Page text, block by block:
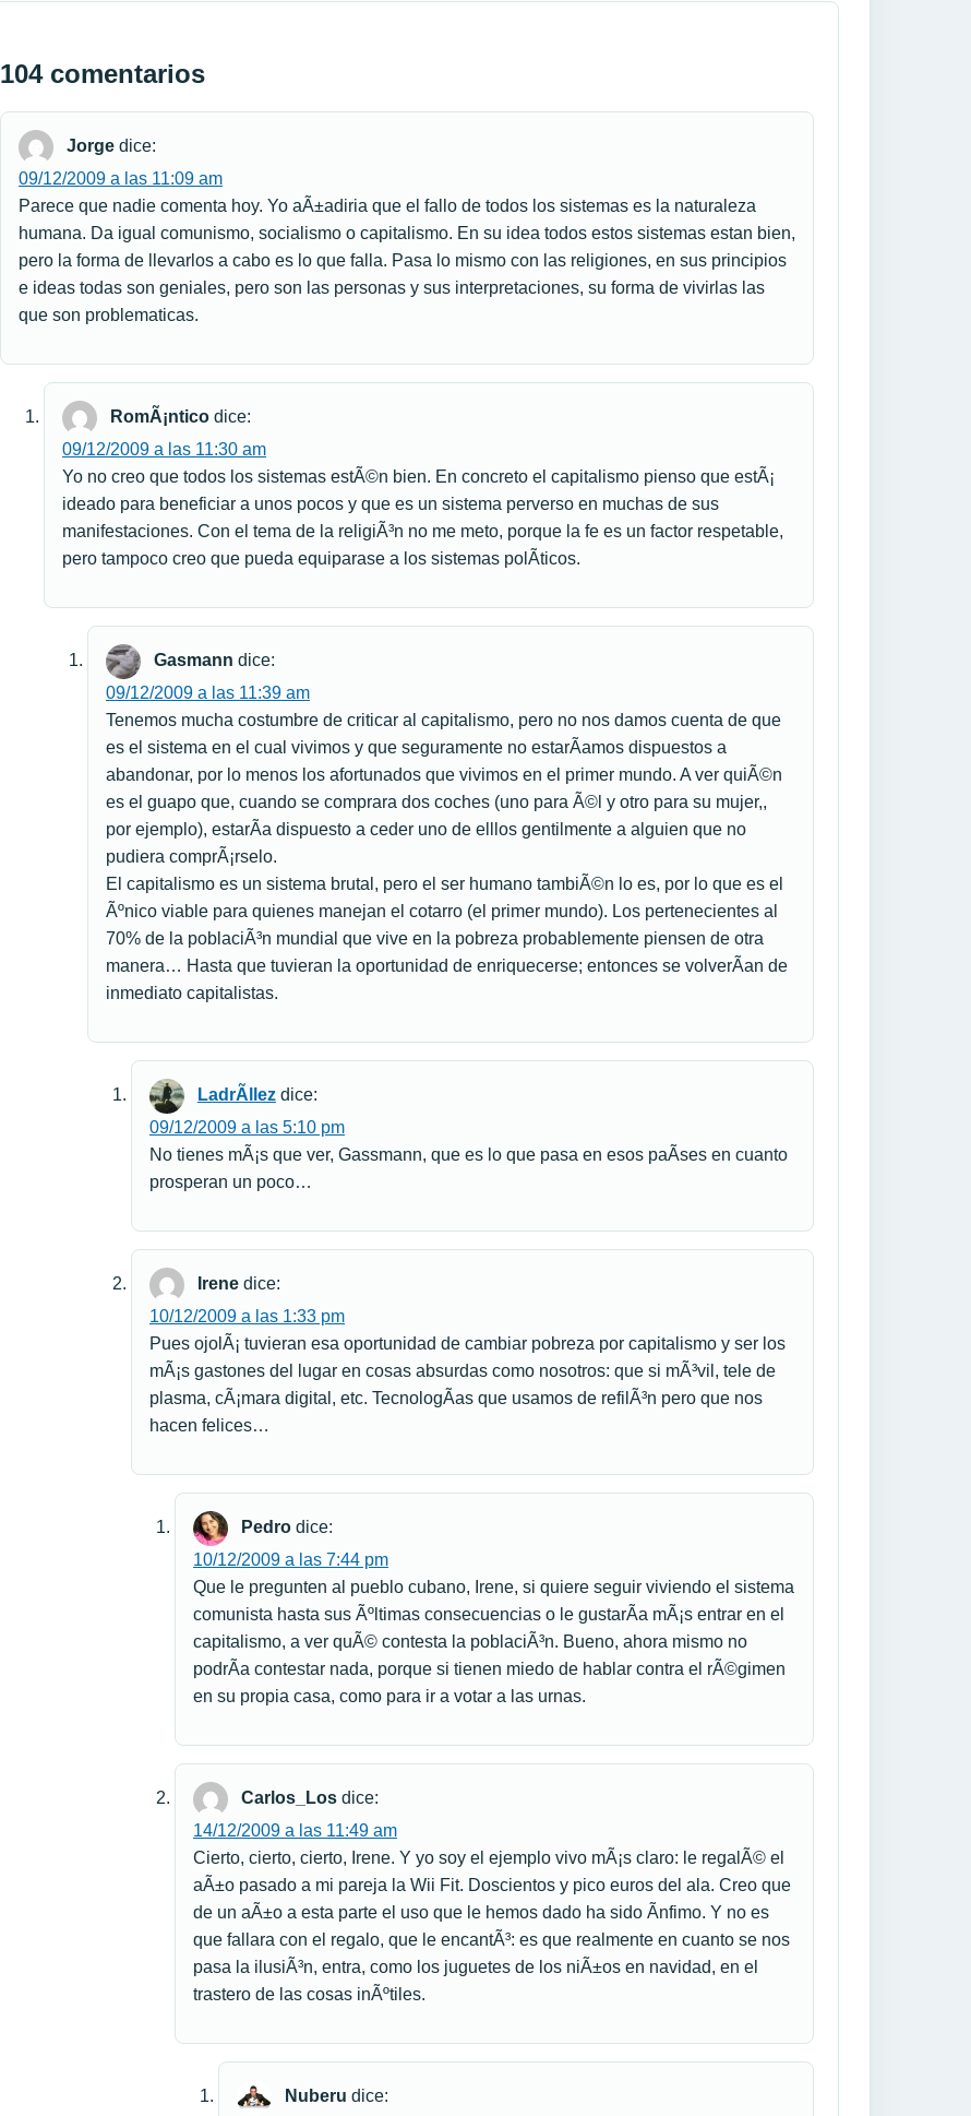
104 comentarios
Jorge dice:
09/12/2009 a las 11:09 am
Parece que nadie comenta hoy. Yo aÃ±adiria que el fallo de todos los sistemas es la naturaleza
humana. Da igual comunismo, socialismo o capitalismo. En su idea todos estos sistemas estan bien,
pero la forma de llevarlos a cabo es lo que falla. Pasa lo mismo con las religiones, en sus principios
e ideas todas son geniales, pero son las personas y sus interpretaciones, su forma de vivirlas las
que son problematicas.
RomÃ¡ntico dice:
09/12/2009 a las 11:30 am
Yo no creo que todos los sistemas estÃ©n bien. En concreto el capitalismo pienso que estÃ¡
ideado para beneficiar a unos pocos y que es un sistema perverso en muchas de sus
manifestaciones. Con el tema de la religiÃ³n no me meto, porque la fe es un factor respetable,
pero tampoco creo que pueda equiparase a los sistemas polÃ­ticos.
Gasmann dice:
09/12/2009 a las 11:39 am
Tenemos mucha costumbre de criticar al capitalismo, pero no nos damos cuenta de que
es el sistema en el cual vivimos y que seguramente no estarÃ­amos dispuestos a
abandonar, por lo menos los afortunados que vivimos en el primer mundo. A ver quiÃ©n
es el guapo que, cuando se comprara dos coches (uno para Ã©l y otro para su mujer,,
por ejemplo), estarÃ­a dispuesto a ceder uno de elllos gentilmente a alguien que no
pudiera comprÃ¡rselo.
El capitalismo es un sistema brutal, pero el ser humano tambiÃ©n lo es, por lo que es el
Ãºnico viable para quienes manejan el cotarro (el primer mundo). Los pertenecientes al
70% de la poblaciÃ³n mundial que vive en la pobreza probablemente piensen de otra
manera… Hasta que tuvieran la oportunidad de enriquecerse; entonces se volverÃ­an de
inmediato capitalistas.
LadrÃ­llez dice:
09/12/2009 a las 5:10 pm
No tienes mÃ¡s que ver, Gassmann, que es lo que pasa en esos paÃ­ses en cuanto
prosperan un poco…
Irene dice:
10/12/2009 a las 1:33 pm
Pues ojolÃ¡ tuvieran esa oportunidad de cambiar pobreza por capitalismo y ser los
mÃ¡s gastones del lugar en cosas absurdas como nosotros: que si mÃ³vil, tele de
plasma, cÃ¡mara digital, etc. TecnologÃ­as que usamos de refilÃ³n pero que nos
hacen felices…
Pedro dice:
10/12/2009 a las 7:44 pm
Que le pregunten al pueblo cubano, Irene, si quiere seguir viviendo el sistema
comunista hasta sus Ãºltimas consecuencias o le gustarÃ­a mÃ¡s entrar en el
capitalismo, a ver quÃ© contesta la poblaciÃ³n. Bueno, ahora mismo no
podrÃ­a contestar nada, porque si tienen miedo de hablar contra el rÃ©gimen
en su propia casa, como para ir a votar a las urnas.
Carlos_Los dice:
14/12/2009 a las 11:49 am
Cierto, cierto, cierto, Irene. Y yo soy el ejemplo vivo mÃ¡s claro: le regalÃ© el
aÃ±o pasado a mi pareja la Wii Fit. Doscientos y pico euros del ala. Creo que
de un aÃ±o a esta parte el uso que le hemos dado ha sido Ã­nfimo. Y no es
que fallara con el regalo, que le encantÃ³: es que realmente en cuanto se nos
pasa la ilusiÃ³n, entra, como los juguetes de los niÃ±os en navidad, en el
trastero de las cosas inÃºtiles.
Nuberu dice: